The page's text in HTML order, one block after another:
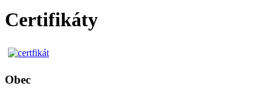
Certifikáty
Obec